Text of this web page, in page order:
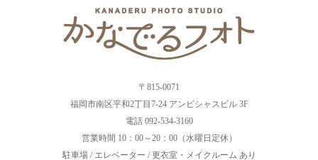
〒815-0071
福岡市南区平和2丁目7-24 アンビシャスビル 3F
電話 092-534-3160
営業時間 10：00～20：00（水曜日定休）
駐車場 / エレベーター / 更衣室・メイクルーム あり